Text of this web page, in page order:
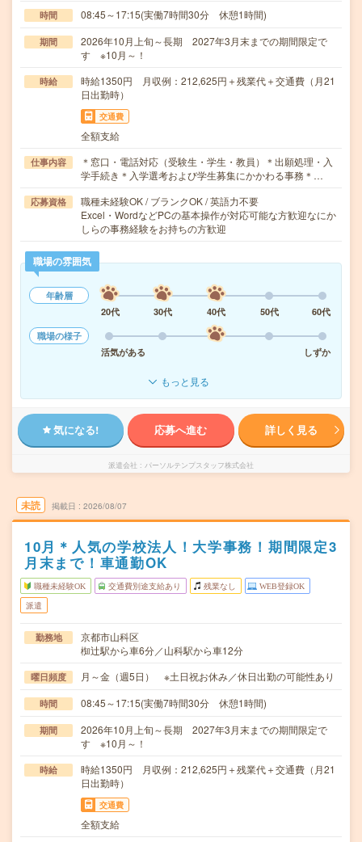
時間 08:45～17:15(実働7時間30分 休憩1時間)
期間
2026年10月上旬～長期 2027年3月末までの期間限定で
す ※10月～！
時給
時給1350円 月収例：212,625円＋残業代＋交通費（月21
日出勤時）
交通費
全額支給
仕事内容
＊窓口・電話対応（受験生・学生・教員）＊出願処理・入
学手続き＊入学選考および学生募集にかかわる事務＊…
応募資格
職種未経験OK / ブランクOK / 英語力不要
Excel・WordなどPCの基本操作が対応可能な方歓迎なにか
しらの事務経験をお持ちの方歓迎
職場の雰囲気
年齢層
20代
30代 40代 50代
60代
職場の様子
活気がある
しずか
もっと見る
気になる! 応募へ進む 詳しく見る
派遣会社 パーソルテンプスタッフ株式会社
未読 掲載日 2026/08/07
10月＊人気の学校法人！大学事務！期間限定3
月末まで！車通勤OK
職種未経験OK 交通費別途支給あり 残業なし WEB登録OK
派遣
勤務地
京都市山科区
椥辻駅から車6分／山科駅から車12分
曜日頻度 月～金（週5日） ※土日祝お休み／休日出勤の可能性あり
時間 08:45～17:15(実働7時間30分 休憩1時間)
期間
2026年10月上旬～長期 2027年3月末までの期間限定で
す ※10月～！
時給
時給1350円 月収例：212,625円＋残業代＋交通費（月21
日出勤時）
交通費
全額支給